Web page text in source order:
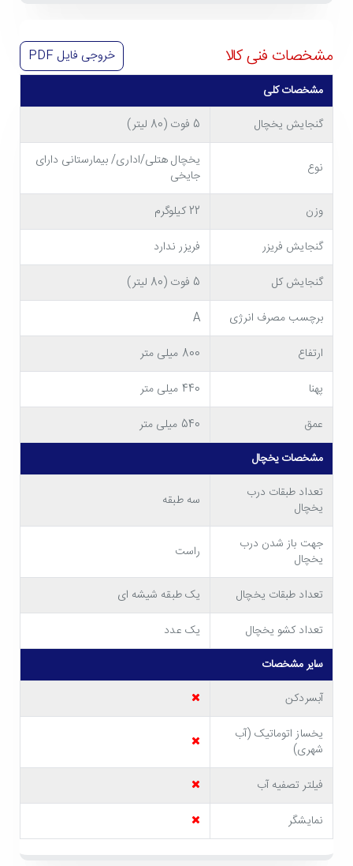
های نسبتاً کم مصرف محسوب می شود. برای آشنایی بیشتر با
مشخصات اینیخچالبا ما تا انتهای متن همراه باشید.
642-80
قابل استفاده در همه جا!
یخچال ایستکول TM-642-80 با ابعاد 80 سانتی متر ارتفاع، 44
سانتی متر پهنا و 54 سانتی متر عمق طراحی شده و ابعاد آن به
گونه ای است که شما می توانید از آن در همه جا استفاده کنید! از
مغازه ها و محیط های تجاری گرفته تا هتل ها، بیمارستان ها،
آزمایشگاه ها و داروخانه ها این یخچال کاربرد دارد و حتی در
فضاهای محدود و کوچک نیز می توان از آن استفاده کرد. یخچال
ایستکول TM-642-80 طراحی ظاهری جذابی دارد و بر خلاف اکثر
یخچال های هتلی کوچک، دستگیره آن به صورت مخفی طراحی
شده است. به این ترتیب بر روی بدنه آن نشانی از دستگیره پیدا
نخواهید کرد! باید به این نکته هم اشاره کنیم که این یخچال به
پایه های قابل تنظیم مجهز است که باعث قرار گرفتن محکم
دستگاه حتی بر روی سطوح شیب دار می شود.
642-80
ظرفیت 5 فوت، مناسب برای مصارف روزمره
یخچال ایستکول TM-642-80 با ظرفیت کلی 5 فوت (معادل با
مشخصات فنی کالا خروجی فایل
مشخصات کلی
گنجایش یخچال
5 فوت (80 لیتر)
نوع
یخچال هتلی/اداری/ بیمارستانی دارای
جایخی
وزن
22 کیلوگرم
گنجایش فریزر
فریزر ندارد
گنجایش کل
5 فوت (80 لیتر)
برچسب مصرف انرژی
A
ارتفاع
800 میلی متر
پهنا
440 میلی متر
عمق
540 میلی متر
مشخصات یخچال
تعداد طبقات درب
یخچال
سه طبقه
جهت باز شدن درب
یخچال
راست
تعداد طبقات یخچال
یک طبقه شیشه ای
تعداد کشو یخچال
یک عدد
سایر مشخصات
آبسردکن
یخساز اتوماتیک (آب
شهری)
فیلتر تصفیه آب
نمایشگر